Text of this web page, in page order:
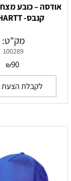
אודסה – כובע
קנבס- CARHARTT
מק"ט:
100289
₪90
לקבלת הצעת